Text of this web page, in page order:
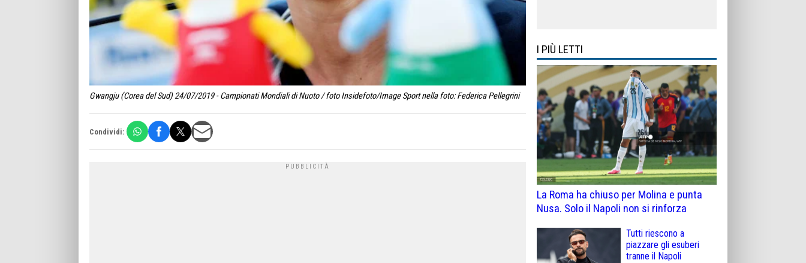
Gwangju (Corea del Sud) 24/07/2019 - Campionati Mondiali di Nuoto / foto Insidefoto/Image Sport nella foto: Federica Pellegrini
Condividi:
I PIÙ LETTI
La Roma ha chiuso per Molina e punta
Nusa. Solo il Napoli non si rinforza
Tutti riescono a
piazzare gli esuberi
tranne il Napoli